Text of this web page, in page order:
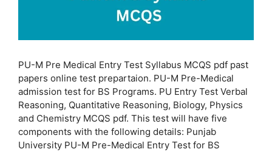
PU-M Pre Medical Entry Test Syllabus MCQS pdf past
papers online test prepartaion. PU-M Pre-Medical
admission test for BS Programs. PU Entry Test Verbal
Reasoning, Quantitative Reasoning, Biology, Physics
and Chemistry MCQS pdf. This test will have five
components with the following details: Punjab
University PU-M Pre-Medical Entry Test for BS